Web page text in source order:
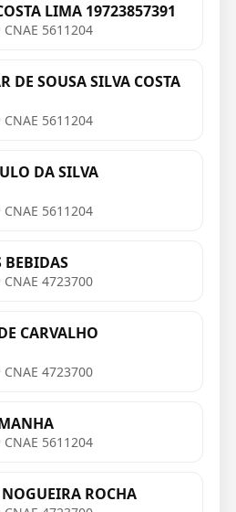
LIMA 19723857391
5611204
DE SOUSA SILVA COSTA
5611204
DA SILVA
5611204
BEBIDAS
4723700
CARVALHO
4723700
5611204
ROCHA